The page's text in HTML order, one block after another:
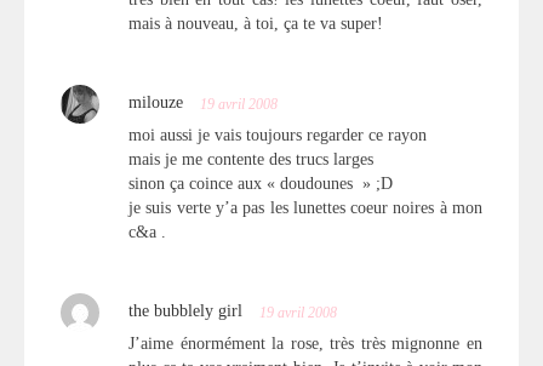
mais à nouveau, à toi, ça te va super!
milouze 19 avril 2008
moi aussi je vais toujours regarder ce rayon
mais je me contente des trucs larges
sinon ça coince aux « doudounes » ;D
je suis verte y’a pas les lunettes coeur noires à mon
c&a .
the bubblely girl 19 avril 2008
J’aime énormément la rose, très très mignonne en